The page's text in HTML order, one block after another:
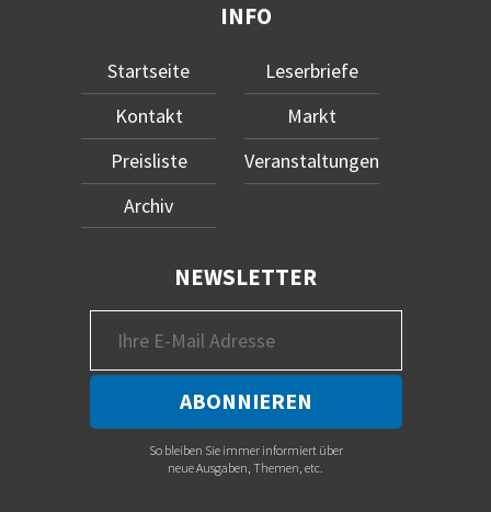
INFO
Startseite
Kontakt
Preisliste
Archiv
Leserbriefe
Markt
Veranstaltungen
NEWSLETTER
So bleiben Sie immer informiert über
neue Ausgaben, Themen, etc.